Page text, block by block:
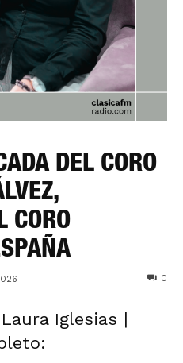
DEL CORO
CORO
0
Iglesias |